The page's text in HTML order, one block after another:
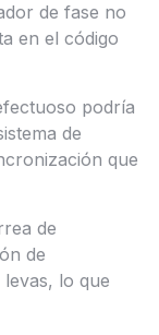
de fase no
en el código
podría
de
que
de
de
lo que